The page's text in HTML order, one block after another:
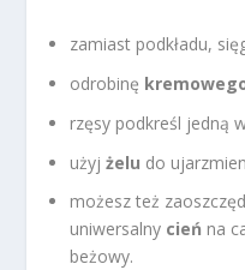
zamiast podkładu,
odrobinę
rzęsy podkreśl jedną
użyjżelu do
możesz też
uniwersalny cień na
beżowy.